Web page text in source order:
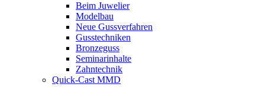
Beim Juwelier
Modelbau
Neue Gussverfahren
Gusstechniken
Bronzeguss
Seminarinhalte
Zahntechnik
Quick-Cast MMD